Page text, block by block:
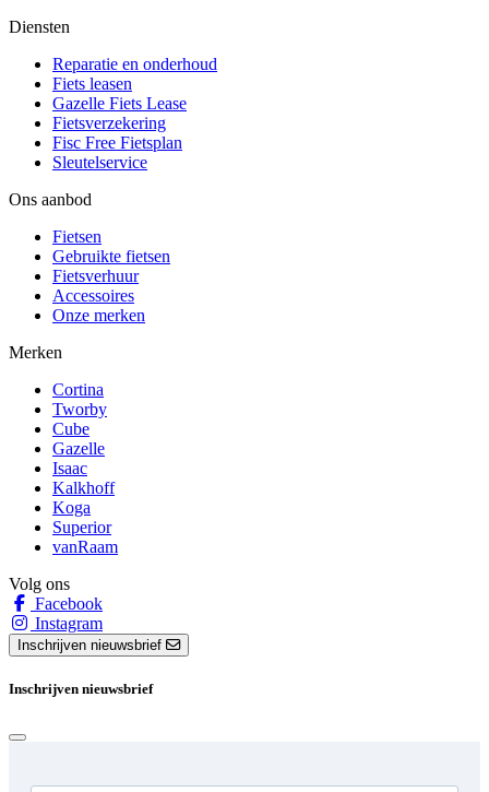
Diensten
Reparatie en onderhoud
Fiets leasen
Gazelle Fiets Lease
Fietsverzekering
Fisc Free Fietsplan
Sleutelservice
Ons aanbod
Fietsen
Gebruikte fietsen
Fietsverhuur
Accessoires
Onze merken
Merken
Cortina
Tworby
Cube
Gazelle
Isaac
Kalkhoff
Koga
Superior
vanRaam
Volg ons
Facebook
Instagram
Inschrijven nieuwsbrief
Inschrijven nieuwsbrief